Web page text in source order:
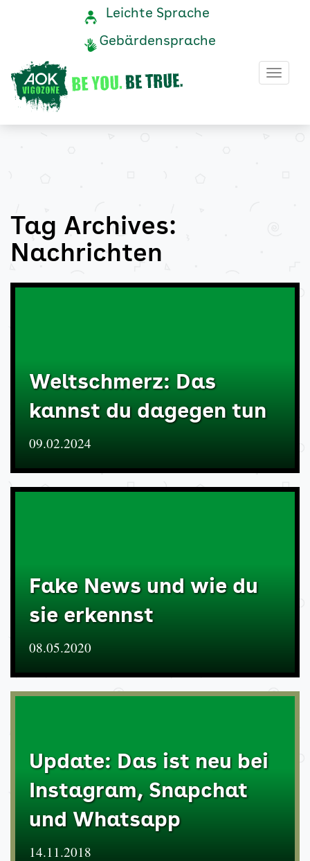
Nachrichten
Archive
AOK
Vigozone
Navigation
Service-
Leichte Sprache
Gebärdensprache
Tag Archives:
Nachrichten
Weltschmerz: Das
kannst du dagegen tun
09.02.2024
Fake News und wie du
sie erkennst
08.05.2020
Update: Das ist neu bei
Instagram, Snapchat
und Whatsapp
14.11.2018